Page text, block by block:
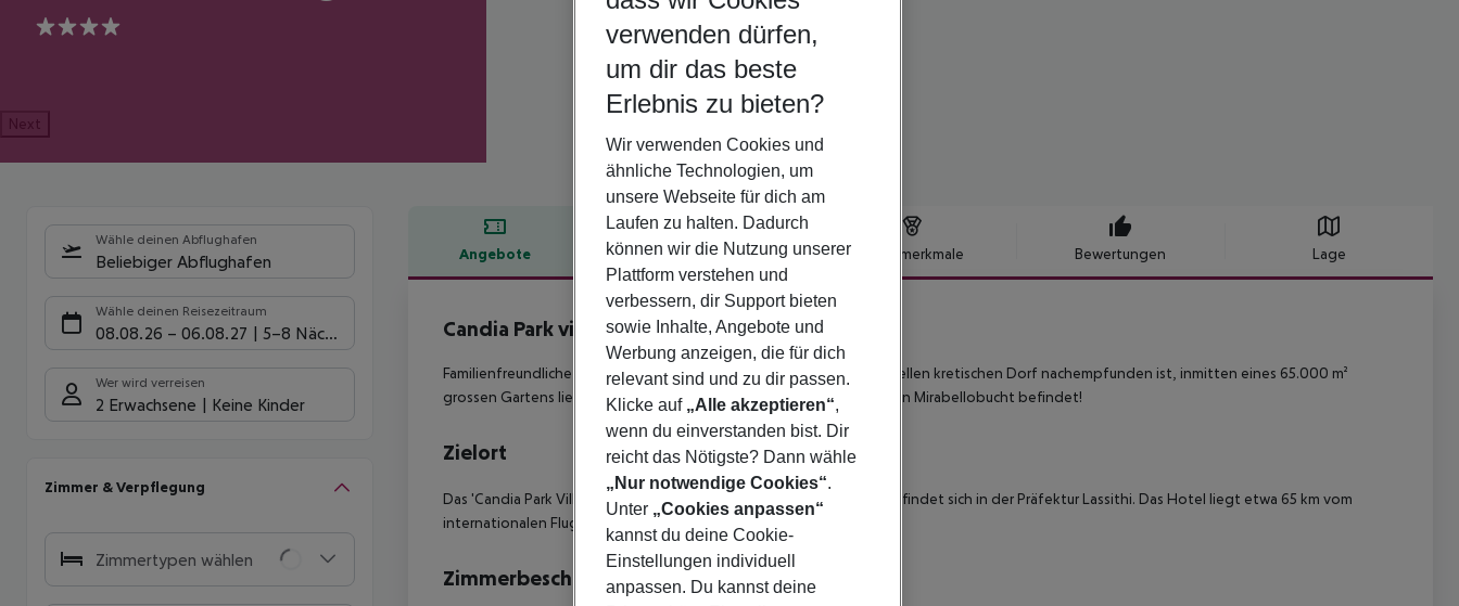
4
Next
Wähle deinen Abflughafen
Beliebiger Abflughafen
Wähle deinen Reisezeitraum
08.08.26 – 06.08.27 5-8 Nächte
Wer wird verreisen
2 Erwachsene Keine Kinder
Zimmer & Verpflegung
Zimmertypen wählen
Angebote Hotelbeschreibung Hotelmerkmale Bewertungen Lage
Hotelbeschreibung
Candia Park village
4
Familienfreundliche 4*-Sterne Hotelanlage, welches einem traditionellen kretischen Dorf nachempfunden ist, inmitten eines 65.000 m²
grossen Gartens liegt und sich direkt am Strand von der wundervollen Mirabellobucht befindet!
Zielort
Das 'Candia Park Village' ist ein Strandhotel in Agios Nikolaos und befindet sich in der Präfektur Lassithi. Das Hotel liegt etwa 65 km vom
internationalen Flughafen Heraklion entfernt.
Zimmerbeschreibung
verwenden dürfen,
um dir das beste
Erlebnis zu bieten?
Wir verwenden Cookies und
ähnliche Technologien, um
unsere Webseite für dich am
Laufen zu halten. Dadurch
können wir die Nutzung unserer
Plattform verstehen und
verbessern, dir Support bieten
sowie Inhalte, Angebote und
Werbung anzeigen, die für dich
relevant sind und zu dir passen.
Klicke auf „Alle akzeptieren“,
wenn du einverstanden bist. Dir
reicht das Nötigste? Dann wähle
„Nur notwendige Cookies“.
Unter „Cookies anpassen“
kannst du deine Cookie-
Einstellungen individuell
anpassen. Du kannst deine